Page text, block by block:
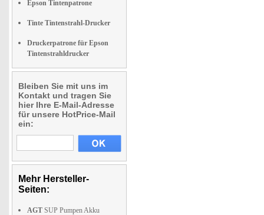
Epson Tintenpatrone
Tinte Tintenstrahl-Drucker
Druckerpatrone für Epson
Tintenstrahldrucker
Bleiben Sie mit uns im
Kontakt und tragen Sie
hier Ihre E-Mail-Adresse
für unsere HotPrice-Mail
ein:
Mehr Hersteller-
Seiten:
AGT SUP Pumpen Akku